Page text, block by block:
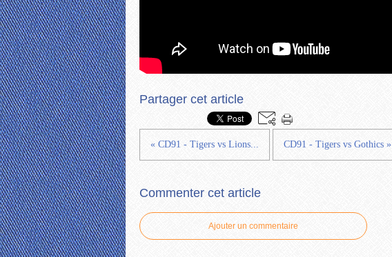
Partager cet article
« CD91 - Tigers vs Lions... CD91 - Tigers vs Gothics »
Commenter cet article
Ajouter un commentaire